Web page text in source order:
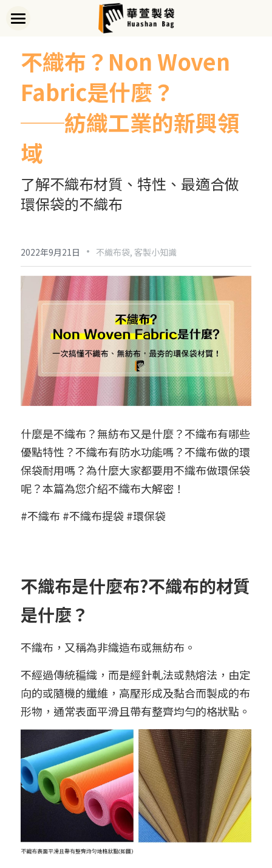
關於華萱
部落格
客製實例
產品列表
➢全款式總覽
➢不織布袋
➢束口袋
➢保溫保冷袋
➢潛水布袋
➢杯袋/餐具袋
➢野餐墊
➢尼龍&牛津布袋
➢毛氈布袋
➢編織袋
➢針織袋
➢麻布袋
➢水洗牛皮紙袋
➢咖啡渣/軟木袋
➢網布袋
➢台灣茄芷袋
➢台灣CORDURA®尼龍布包
➢好神Q版神明公仔
開始訂做
➢訂製流程
➢布料/印刷/配件
➢布料介紹
➢印刷介紹
➢配件介紹
➢打樣和樣品
➢刀模下載
➢常見Q&A
聯絡我們
搜索
繁體中文
繁體中文
LINE@客服
不織布？Non Woven
Fabric是什麼？
──紡織工業的新興領
域
了解不織布材質、特性、最適合做
環保袋的不織布
2022年9月21日 · 不織布袋, 客製小知識
什麼是不織布？無紡布又是什麼？不織布有哪些
優點特性？不織布有防水功能嗎？不織布做的環
保袋耐用嗎？為什麼大家都要用不織布做環保袋
呢？本篇為您介紹不織布大解密！
#不織布 #不織布提袋 #環保袋
不織布是什麼布?不織布的材質
是什麼？
不織布，又稱為非織造布或無紡布。
不經過傳統稨織，而是經針軋法或熱熔法，由定
向的或隨機的纖維，高壓形成及黏合而製成的布
形物，通常表面平滑且帶有整齊均勻的格狀點。